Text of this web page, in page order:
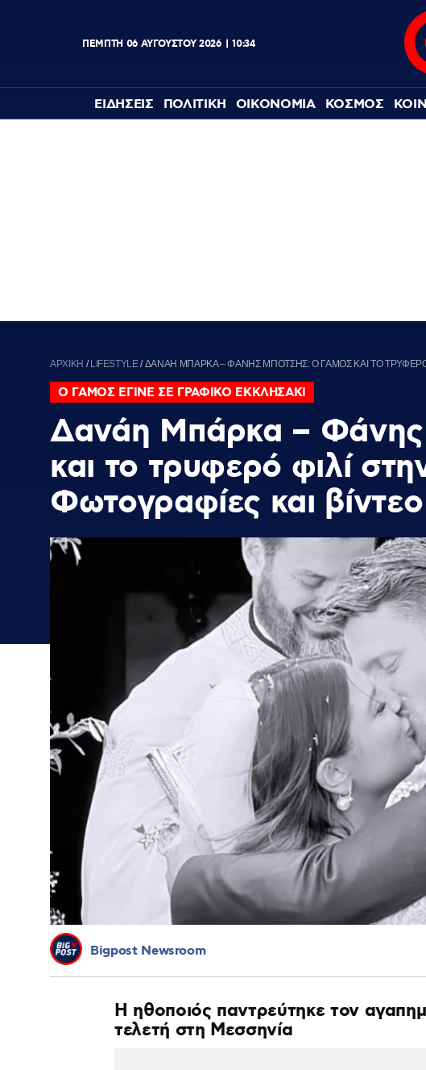
ΠΕΜΠΤΗ 06 ΑΥΓΟΥΣΤΟΥ 2026 10:34
ΕΙΔΗΣΕΙΣ ΠΟΛΙΤΙΚΗ ΟΙΚΟΝΟΜΙΑ ΚΟΣΜΟΣ
ΑΡΧΙΚΗ / LIFESTYLE/ΔΑΝΑΗ ΜΠΑΡΚΑ – ΦΑΝΗΣ ΜΠΟΤΣΗΣ: Ο ΓΑΜΟΣ ΚΑΙ ΤΟ ΤΡΥΦΕΡΟ
Ο ΓΑΜΟΣ ΕΓΙΝΕ ΣΕ ΓΡΑΦΙΚΟ ΕΚΚΛΗΣΑΚΙ
Δανάη Μπάρκα –
και το τρυφερό φιλί
Φωτογραφίες και βίντεο
Bigpost Newsroom
Η ηθοποιός παντρεύτηκε τον
τελετή στη Μεσσηνία